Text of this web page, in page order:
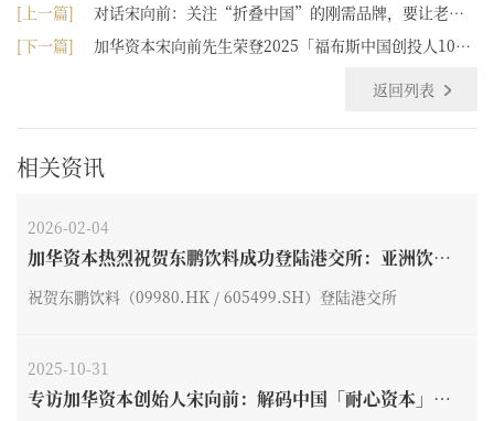
[上一篇]
对话宋向前：关注“折叠中国”的刚需品牌，要让老百
姓有钱、敢花钱
[下一篇]
加华资本宋向前先生荣登2025「福布斯中国创投人10
返回列表
相关资讯
2026-02-04
加华资本热烈祝贺东鹏饮料成功登陆港交所：亚洲饮料
祝贺东鹏饮料（09980.HK / 605499.SH）登陆港交所
2025-10-31
专访加华资本创始人宋向前：解码中国「耐心资本」的